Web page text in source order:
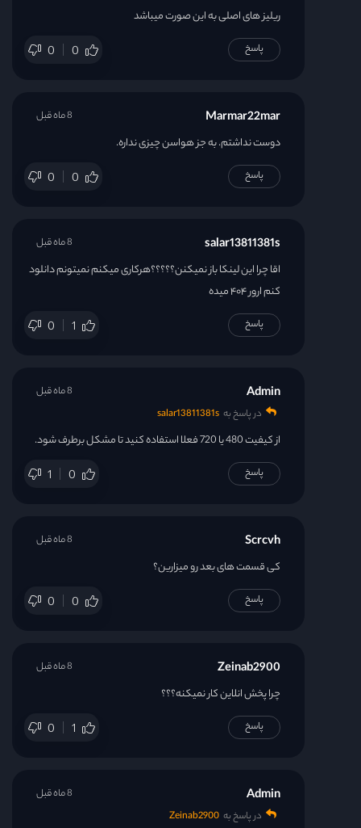
ریلیز های اصلی به این صورت میباشد
0 0 پاسخ
Marmar22mar
دوست نداشتم. به جز هواسن چیزی نداره.
0 0
8 ماه قبل
پاسخ
salar13811381s
اقا چرا این لینکا باز نمیکنن؟؟؟؟؟هرکاری میکنم نمیتونم دانلود
کنم ارور ۴۰۴ میده
0 1
8 ماه قبل
پاسخ
Admin
در پاسخ به salar13811381s
از کیفیت 480 یا 720 فعلا استفاده کنید تا مشکل برطرف شود.
1 0
8 ماه قبل
پاسخ
Scrcvh
کی قسمت های بعد رو میزارین؟
0 0
8 ماه قبل
پاسخ
Zeinab2900
چرا پخش انلاین کار نمیکنه؟؟؟
0 1
8 ماه قبل
پاسخ
Admin
در پاسخ به Zeinab2900
8 ماه قبل